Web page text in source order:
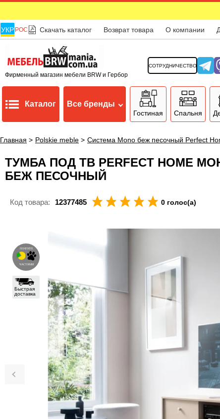
УКР РОС Скачать каталог Возврат товара О компании
Фирменный магазин мебели BRW и Гербор
СОТРУДНИЧЕСТВО
Каталог Все бренды
Гостиная Спальня
Главная > Polskie meble > Система Mono беж песочный Perfect
ТУМБА ПОД ТВ PERFECT HOME
БЕЖ ПЕСОЧНЫЙ
Код товара: 12377485 0 голос(а)